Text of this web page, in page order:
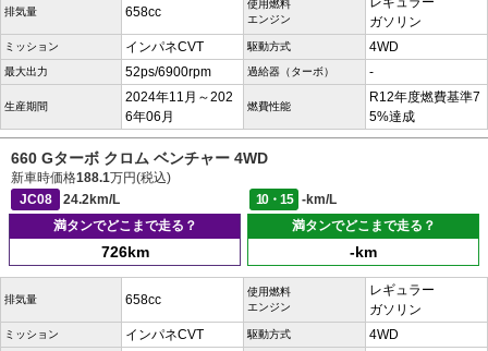
排気量 658cc
使用燃料
エンジン
ガソリン
ミッション インパネCVT 駆動方式 4WD
最大出力 52ps/6900rpm 過給器（ターボ） -
生産期間
2024年11月～202
6年06月
燃費性能
R12年度燃費基準7
5%達成
660 Gターボ クロム ベンチャー 4WD
新車時価格188.1万円(税込)
JC08
24.2km/L 10・15
-km/L
満タンでどこまで走る？
726km
満タンでどこまで走る？
-km
排気量 658cc
使用燃料
エンジン
レギュラー
ガソリン
ミッション インパネCVT 駆動方式 4WD